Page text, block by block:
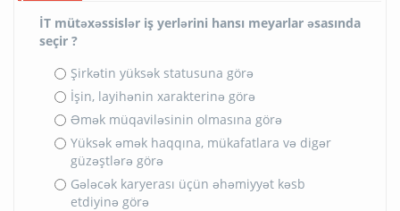
İT mütəxəssislər iş yerlərini hansı meyarlar əsasında
seçir ?
Şirkətin yüksək statusuna görə
İşin, layihənin xarakterinə görə
Əmək müqaviləsinin olmasına görə
Yüksək əmək haqqına, mükafatlara və digər
güzəştlərə görə
Gələcək karyerası üçün əhəmiyyət kəsb
etdiyinə görə